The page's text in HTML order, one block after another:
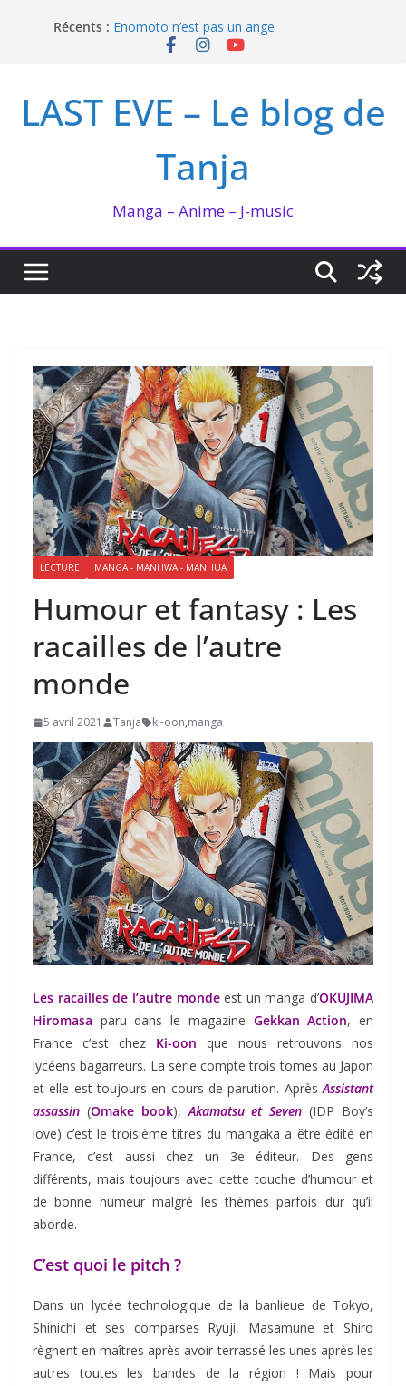
Récents : Enomoto n’est pas un ange
QUEEN BEE enflamme le Bataclan
I’m not in love de Zeniko Sumiya
LAST EVE – Le blog de
Tanja
Manga – Anime – J-music
LECTURE MANGA - MANHWA - MANHUA
Humour et fantasy : Les
racailles de l’autre
monde
5 avril 2021 Tanja ki-oon,manga
Les racailles de l’autre mondeest un manga d’OKUJIMA
Hiromasa paru dans le magazine Gekkan Action, en
France c’est chez Ki-oon que nous retrouvons nos
lycéens bagarreurs. La série compte trois tomes au Japon
et elle est toujours en cours de parution. AprèsAssistant
assassin (Omake book),Akamatsu et Seven (IDP Boy’s
love) c’est le troisième titres du mangaka a être édité en
France, c’est aussi chez un 3e éditeur. Des gens
différents, mais toujours avec cette touche d’humour et
de bonne humeur malgré les thèmes parfois dur qu’il
aborde.
C’est quoi le pitch ?
Dans un lycée technologique de la banlieue de Tokyo,
Shinichi et ses comparses Ryuji, Masamune et Shiro
règnent en maîtres après avoir terrassé les unes après les
autres toutes les bandes de la région ! Mais pour